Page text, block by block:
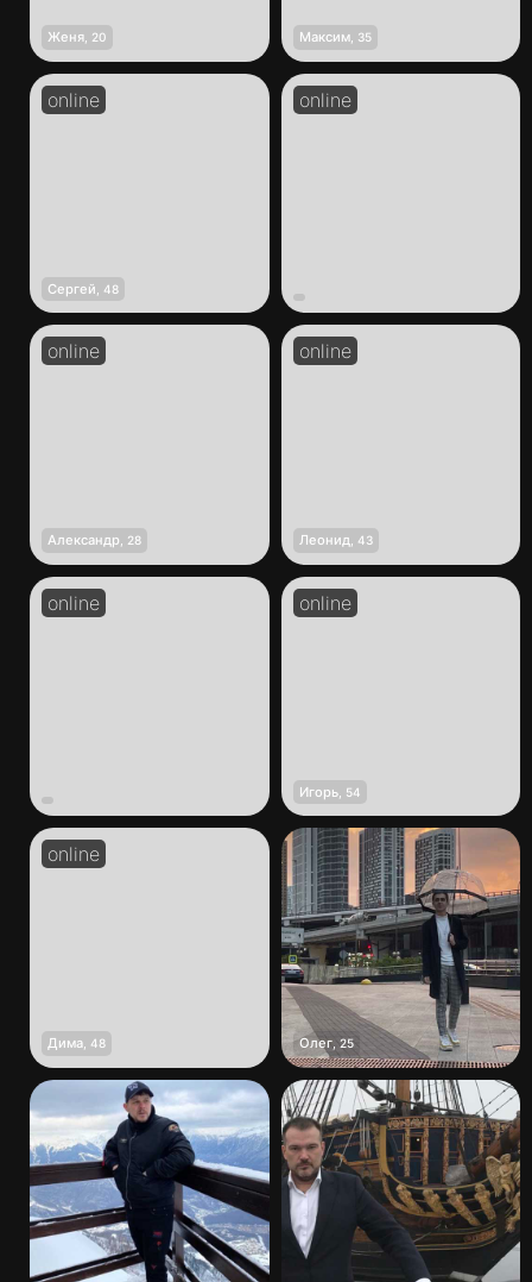
Женя 20 Максим, 35
Сергей 48
Александр 28 Леонид 43
Игорь, 54
Дима 48 Олег,25